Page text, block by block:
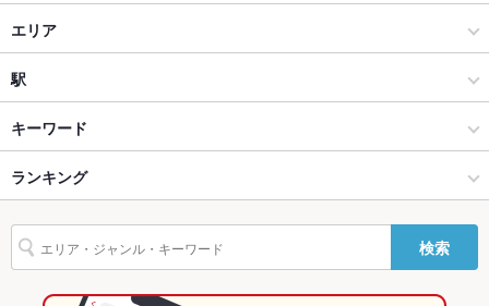
貸切可 ：貸切のご要望はお問合せ下さいませ。
設備
Wi-Fi
バリアフリ
ー
駐車場 なし
その他設備
居酒屋
創作
鹿児島市 天文館・中央駅・ふ頭 × 居酒屋
鹿児島市 天文館・中央駅・ふ頭 × 創作
天文館通駅 × 居酒屋
天文館通駅 × 創作
エリア
天文館
天文館 × 居酒屋
天文館 × 創作
天文館 × 和食
天文館 × 焼き鳥・鶏料理
駅
鹿児島駅
鹿児島中央駅
天文館通駅
キーワード
からあげ
鴨肉 餃子 チャーハン 炭火焼 チーズフォンデュ
ランキング
鹿児島のグルメランキング
鹿児島の居酒屋ランキング
検索